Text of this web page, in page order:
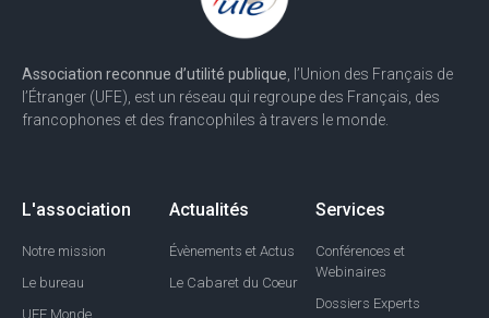
Association reconnue d’utilité publique , l’Union des Français de
l’Étranger (UFE), est un réseau qui regroupe des Français, des
francophones et des francophiles à travers le monde.
L'association
Notre mission
Le bureau
UFE Monde
Actualités
Évènements et Actus
Le Cabaret du Coeur
Services
Conférences et
Webinaires
Dossiers Experts